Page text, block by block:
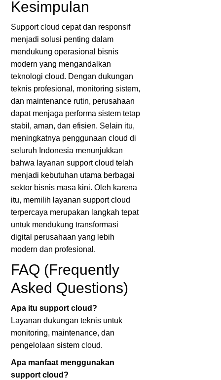
Kesimpulan
Support cloud cepat dan responsif
menjadi solusi penting dalam
mendukung operasional bisnis
modern yang mengandalkan
teknologi cloud. Dengan dukungan
teknis profesional, monitoring sistem,
dan maintenance rutin, perusahaan
dapat menjaga performa sistem tetap
stabil, aman, dan efisien. Selain itu,
meningkatnya penggunaan cloud di
seluruh Indonesia menunjukkan
bahwa layanan support cloud telah
menjadi kebutuhan utama berbagai
sektor bisnis masa kini. Oleh karena
itu, memilih layanan support cloud
terpercaya merupakan langkah tepat
untuk mendukung transformasi
digital perusahaan yang lebih
modern dan profesional.
FAQ (Frequently
Asked Questions)
Apa itu support cloud?
Layanan dukungan teknis untuk
monitoring, maintenance, dan
pengelolaan sistem cloud.
Apa manfaat menggunakan
support cloud?